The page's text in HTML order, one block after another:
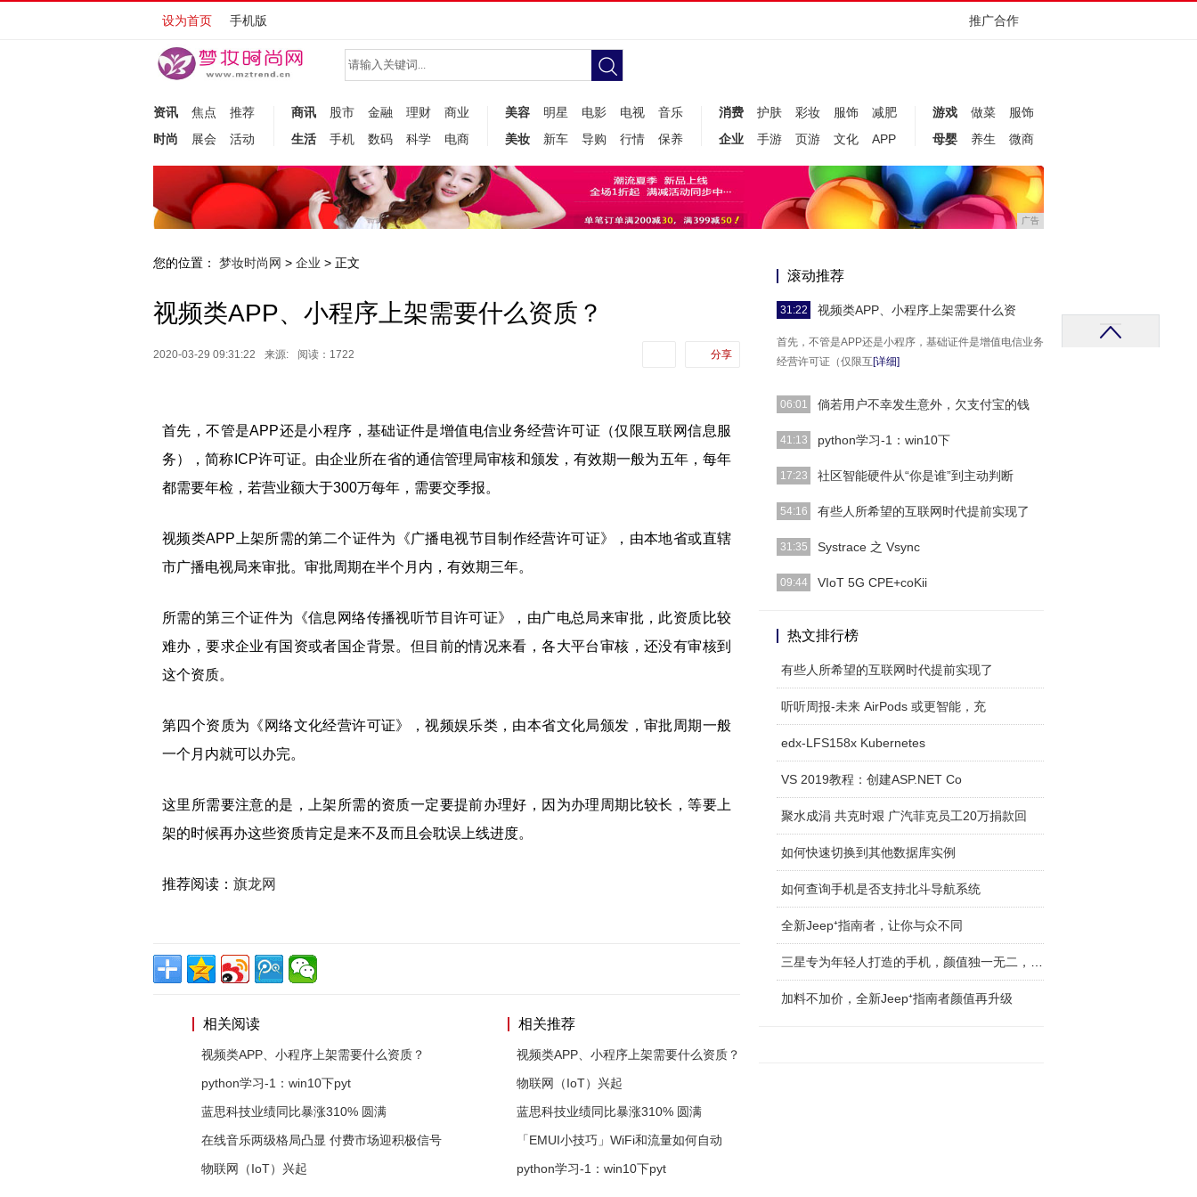
设为首页 手机版 推广合作
资讯 焦点
推荐
时尚
展会 活动
商讯 股市 金融 理财
商业
生活
手机 数码 科学 电商
美容 明星 电影 电视
音乐
美妆
新车 导购 行情 保养
消费 护肤 彩妆 服饰
减肥
企业
手游 页游 文化 APP
游戏 做菜
服饰
母婴
养生 微商
广告
您的位置： 梦妆时尚网 > 企业 > 正文
视频类APP、小程序上架需要什么资质？
2020-03-29 09:31:22 来源: 阅读：1722 分享
首先，不管是APP还是小程序，基础证件是增值电信业务经营许可证（仅限互联网信息服
务），简称ICP许可证。由企业所在省的通信管理局审核和颁发，有效期一般为五年，每年
都需要年检，若营业额大于300万每年，需要交季报。
视频类APP上架所需的第二个证件为《广播电视节目制作经营许可证》，由本地省或直辖
市广播电视局来审批。审批周期在半个月内，有效期三年。
所需的第三个证件为《信息网络传播视听节目许可证》，由广电总局来审批，此资质比较
难办，要求企业有国资或者国企背景。但目前的情况来看，各大平台审核，还没有审核到
这个资质。
第四个资质为《网络文化经营许可证》，视频娱乐类，由本省文化局颁发，审批周期一般
一个月内就可以办完。
这里所需要注意的是，上架所需的资质一定要提前办理好，因为办理周期比较长，等要上
架的时候再办这些资质肯定是来不及而且会耽误上线进度。
推荐阅读： 旗龙网
相关阅读
视频类APP、小程序上架需要什么资质？
python学习-1：win10下pyt
蓝思科技业绩同比暴涨310% 圆满
在线音乐两级格局凸显 付费市场迎积极信号
物联网（IoT）兴起
相关推荐
视频类APP、小程序上架需要什么资质？
物联网（IoT）兴起
蓝思科技业绩同比暴涨310% 圆满
「EMUI小技巧」WiFi和流量如何自动
python学习-1：win10下pyt
滚动推荐
31:22 视频类APP、小程序上架需要什么资
首先，不管是APP还是小程序，基础证件是增值电信业务
经营许可证（仅限互 [详细]
06:01 倘若用户不幸发生意外，欠支付宝的钱
随着智能手机应用场景的不断扩大，如今互联网金融基本
41:13 python学习-1：win10下
前言 工欲善其事必先利其器，先配置好python环境，安
17:23 社区智能硬件从“你是谁”到主动判断
社区智能升级应包括与社区相关的所有智能设备和智能服
54:16 有些人所希望的互联网时代提前实现了
电商们一直呼吁的互联网经济，在家办公，在家购物，足
31:35 Systrace 之 Vsync
如果Offset 不为 0，那么意味着 App 和 SurfaceFl
09:44 VIoT 5G CPE+coKii
达到100%，白色
热文排行榜
有些人所希望的互联网时代提前实现了
听听周报-未来 AirPods 或更智能，充
edx-LFS158x Kubernetes
VS 2019教程：创建ASP.NET Co
聚水成涓 共克时艰 广汽菲克员工20万捐款回
如何快速切换到其他数据库实例
如何查询手机是否支持北斗导航系统
全新Jeep⁺指南者，让你与众不同
加料不加价，全新Jeep⁺指南者颜值再升级